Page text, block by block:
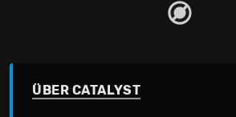
ÜBER CATALYST